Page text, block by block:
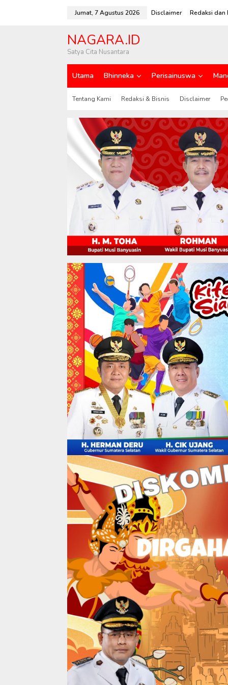
Jumat, 7 Agustus 2026 Disclaimer Redaksi dan
NAGARA.ID
Satya Cita Nusantara
Utama Bhinneka Perisainuswa
Tentang Kami Redaksi & Bisnis Disclaimer